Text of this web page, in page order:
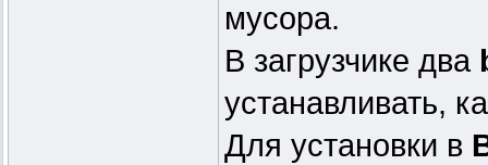
мусора.
В загрузчике два
устанавливать,
Для установки в